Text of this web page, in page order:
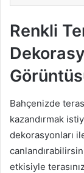
Renkli
Bahçenizde
kazandırmak
dekorasyonları
etkisiyle